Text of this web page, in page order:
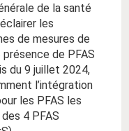
de la santé
les
de mesures de
de PFAS
du 9 juillet 2024,
l’intégration
les PFAS les
4 PFAS